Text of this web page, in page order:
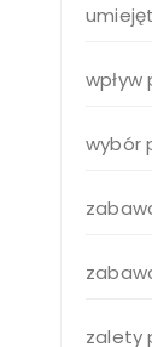
wpływ
wybór
zalety